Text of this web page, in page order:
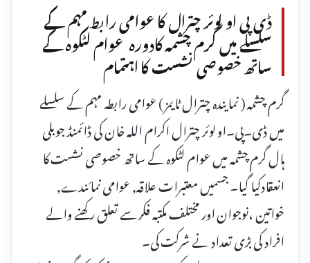
ڈی پی او لوئر چترال کا عوامی رابط مہم کے
سلسلے میں گرم چشمہ کادورہ عوام لٹکوہ کے
ساتھ خصوصی نشست کا اہتمام
گرم چشمہ ( نمایندہ چترال ٹایمز ) عوامی رابطہ مہم کے سلسلے
میں ڈی۔پی۔او لوئر چترال اکرام اللہ خان کی ڈائمنڈ جوبلی
ہال گرم چشمہ میں عوام لٹکوہ کے ساتھ خصوصی نشست کا
انعقادکیا گیا۔ جسمیں معتبرات علاقہ, عوامی نمائندے,
خواتین ،نوجوان اور مختلف مکتبہ فکر سے تعلق رکھنے والے
افراد کی بڑی تعداد نے شرکت کی۔